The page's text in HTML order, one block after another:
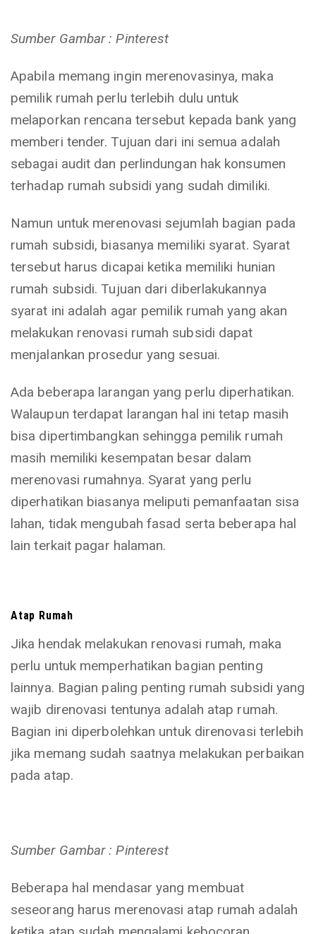
Sumber Gambar : Pinterest
Apabila memang ingin merenovasinya, maka
pemilik rumah perlu terlebih dulu untuk
melaporkan rencana tersebut kepada bank yang
memberi tender. Tujuan dari ini semua adalah
sebagai audit dan perlindungan hak konsumen
terhadap rumah subsidi yang sudah dimiliki.
Namun untuk merenovasi sejumlah bagian pada
rumah subsidi, biasanya memiliki syarat. Syarat
tersebut harus dicapai ketika memiliki hunian
rumah subsidi. Tujuan dari diberlakukannya
syarat ini adalah agar pemilik rumah yang akan
melakukan renovasi rumah subsidi dapat
menjalankan prosedur yang sesuai.
Ada beberapa larangan yang perlu diperhatikan.
Walaupun terdapat larangan hal ini tetap masih
bisa dipertimbangkan sehingga pemilik rumah
masih memiliki kesempatan besar dalam
merenovasi rumahnya. Syarat yang perlu
diperhatikan biasanya meliputi pemanfaatan sisa
lahan, tidak mengubah fasad serta beberapa hal
lain terkait pagar halaman.
Atap Rumah
Jika hendak melakukan renovasi rumah, maka
perlu untuk memperhatikan bagian penting
lainnya. Bagian paling penting rumah subsidi yang
wajib direnovasi tentunya adalah atap rumah.
Bagian ini diperbolehkan untuk direnovasi terlebih
jika memang sudah saatnya melakukan perbaikan
pada atap.
Sumber Gambar : Pinterest
Beberapa hal mendasar yang membuat
seseorang harus merenovasi atap rumah adalah